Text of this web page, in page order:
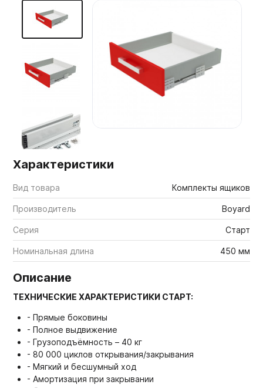
Мебельные образцы, каталоги
Характеристики
Вид товара Комплекты ящиков
Производитель Boyard
Серия Старт
Номинальная длина 450 мм
Описание
ТЕХНИЧЕСКИЕ ХАРАКТЕРИСТИКИ СТАРТ:
- Прямые боковины
- Полное выдвижение
- Грузоподъёмность – 40 кг
- 80 000 циклов открывания/закрывания
- Мягкий и бесшумный ход
- Амортизация при закрывании